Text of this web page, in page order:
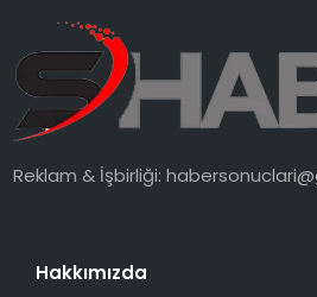
Reklam & İşbirliği:
Hakkımızda